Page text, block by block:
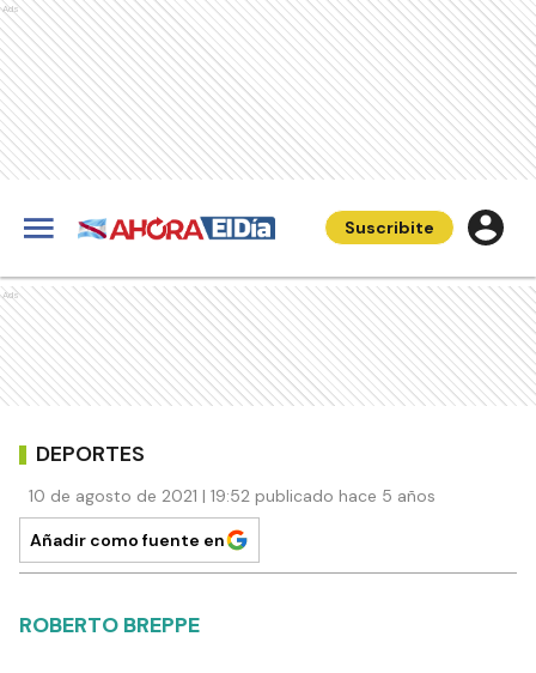
Ads
Suscribite
Ads
DEPORTES
10 de agosto de 2021 | 19:52 publicado hace 5 años
Añadir como fuente en
ROBERTO BREPPE